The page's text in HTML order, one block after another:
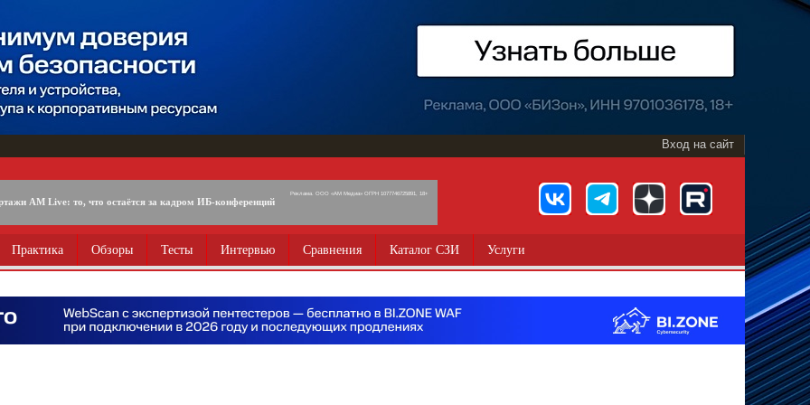
Вход на сайт
AM Live: то, что остаётся за кадром ИБ-конференций
Реклама. ООО «АМ Медиа» ОГРН 1077746725891, 18+
Практика Обзоры Тесты Интервью Сравнения Каталог СЗИ Услуги